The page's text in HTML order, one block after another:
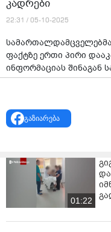
კადრები
22:31 / 05-10-2025
ფაქტზე ერთი პირი
ინფორმაციას შინაგან
ავრცელებს.
საპატრულო პოლიციის
მთავარი
ჯანმრთელობის
„გამოძიებით
თბილისში, ქეთევან
გაზიარება
01:22